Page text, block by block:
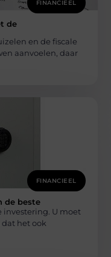
FINANCIEEL
de
en de fiscale
aanvoelen, daar
FINANCIEEL
de beste
investering. U moet
het ook